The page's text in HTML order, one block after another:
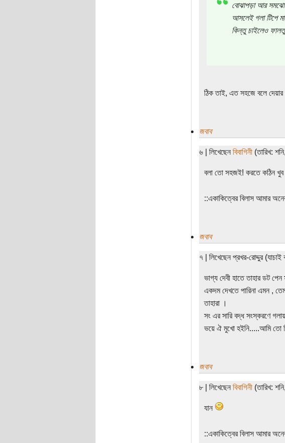
বোঝাপড়া আর
আসলেই গলা টিপে
কিন্তু চাইলেও ফালতু
ঠিক তাই, এত সহজে বলে
জবাব
৬ | লিখেছেন বিবাগিনী(তারিখ:
বলা তো সহজই! করতে কঠিন
‌‌::একাকিত্বের বিলাস আমার
জবাব
৭ | লিখেছেন প্রখর-রোদ্দুর
ভাগ্য দেবী হাতে তাহার ডট
একদম দেখতে পারিনা এমন ,
তাহারা ।
সং এর সারি বদ্ধ সংস্করণে
ভয়ে ঐ মুখো হইনি.....আমি তো
জবাব
৮ | লিখেছেন বিবাগিনী(তারিখ:
যান
‌‌::একাকিত্বের বিলাস আমার